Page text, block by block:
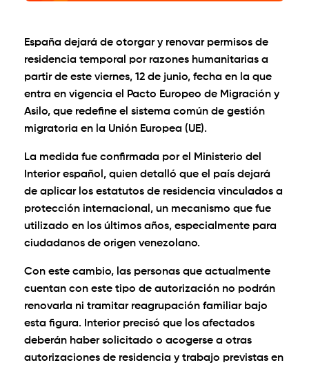
España dejará de otorgar y renovar permisos de
residencia temporal por razones humanitarias a
partir de este viernes, 12 de junio, fecha en la que
entra en vigencia el Pacto Europeo de Migración y
Asilo, que redefine el sistema común de gestión
migratoria en la Unión Europea (UE).
La medida fue confirmada por el Ministerio del
Interior español, quien detalló que el país dejará
de aplicar los estatutos de residencia vinculados a
protección internacional, un mecanismo que fue
utilizado en los últimos años, especialmente para
ciudadanos de origen venezolano.
Con este cambio, las personas que actualmente
cuentan con este tipo de autorización no podrán
renovarla ni tramitar reagrupación familiar bajo
esta figura. Interior precisó que los afectados
deberán haber solicitado o acogerse a otras
autorizaciones de residencia y trabajo previstas en